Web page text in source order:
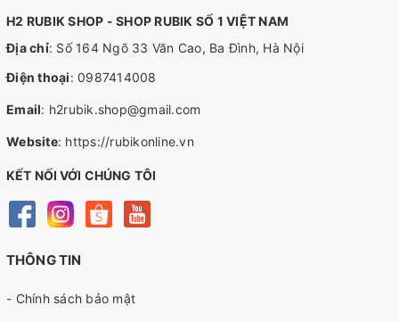
H2 RUBIK SHOP - SHOP RUBIK SỐ 1 VIỆT NAM
Địa chỉ: Số 164 Ngõ 33 Văn Cao, Ba Đình, Hà Nội
Điện thoại: 0987414008
Email: h2rubik.shop@gmail.com
Website: https://rubikonline.vn
KẾT NỐI VỚI CHÚNG TÔI
THÔNG TIN
- Chính sách bảo mật